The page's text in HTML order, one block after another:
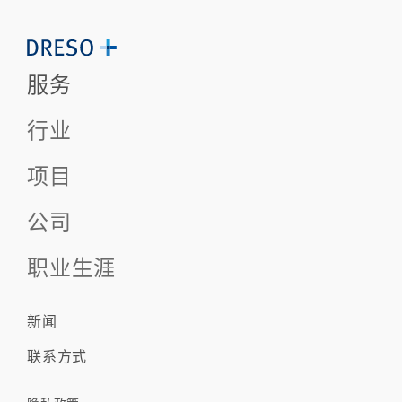
服务
行业
项目
公司
职业生涯
新闻
联系方式